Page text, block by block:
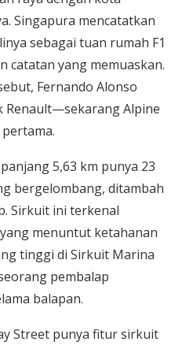
Singapura mencatatkan
sebagai tuan rumah F1
catatan yang memuaskan.
Fernando Alonso
Renault—sekarang Alpine
5,63 km punya 23
bergelombang, ditambah
Sirkuit ini terkenal
menuntut ketahanan
tinggi di Sirkuit Marina
pembalap
balapan.
Street punya fitur sirkuit